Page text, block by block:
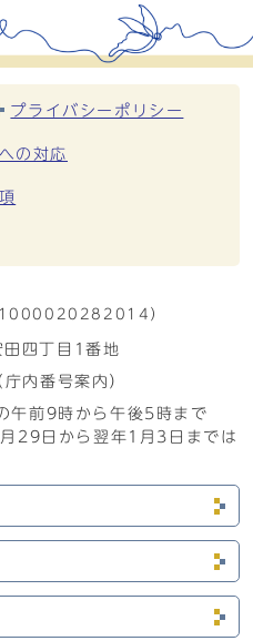
プライバシーポリシー
の対応
1000020282014）
四丁目1番地
庁内番号案内）
午前9時から午後5時まで
29日から翌年1月3日までは